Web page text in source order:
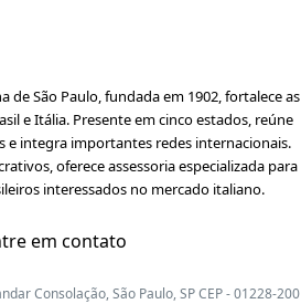
de São Paulo, fundada em 1902, fortalece as
e Itália. Presente em cinco estados, reúne
e integra importantes redes internacionais.
oferece assessoria especializada para
interessados no mercado italiano.
em contato
Consolação, São Paulo, SP CEP - 01228-200